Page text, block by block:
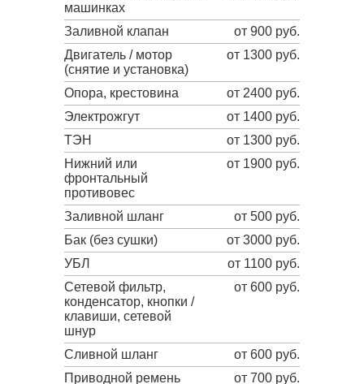
машинках
Заливной клапан
от 900 руб.
Двигатель / мотор
(снятие и установка)
от 1300 руб.
Опора, крестовина
от 2400 руб.
Электрожгут
от 1400 руб.
ТЭН
от 1300 руб.
Нижний или
фронтальный
противовес
от 1900 руб.
Заливной шланг
от 500 руб.
Бак (без сушки)
от 3000 руб.
УБЛ
от 1100 руб.
Сетевой фильтр,
конденсатор, кнопки /
клавиши, сетевой
шнур
от 600 руб.
Сливной шланг
от 600 руб.
Приводной ремень
от 700 руб.